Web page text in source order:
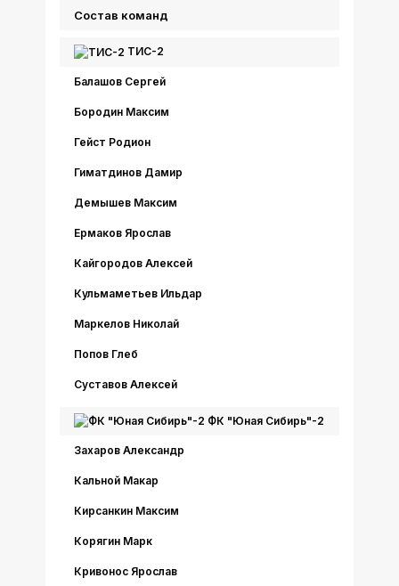
Состав команд
ТИС-2
Балашов Сергей
Бородин Максим
Гейст Родион
Гиматдинов Дамир
Демышев Максим
Ермаков Ярослав
Кайгородов Алексей
Кульмаметьев Ильдар
Маркелов Николай
Попов Глеб
Суставов Алексей
ФК "Юная Сибирь"-2
Захаров Александр
Кальной Макар
Кирсанкин Максим
Корягин Марк
Кривонос Ярослав